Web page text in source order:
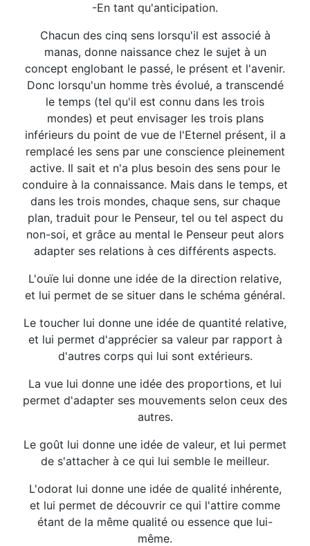
-En tant qu'anticipation.
Chacun des cinq sens lorsqu'il est associé à
manas, donne naissance chez le sujet à un
concept englobant le passé, le présent et l'avenir.
Donc lorsqu'un homme très évolué, a transcendé
le temps (tel qu'il est connu dans les trois
mondes) et peut envisager les trois plans
inférieurs du point de vue de l'Eternel présent, il a
remplacé les sens par une conscience pleinement
active. Il sait et n'a plus besoin des sens pour le
conduire à la connaissance. Mais dans le temps, et
dans les trois mondes, chaque sens, sur chaque
plan, traduit pour le Penseur, tel ou tel aspect du
non-soi, et grâce au mental le Penseur peut alors
adapter ses relations à ces différents aspects.
L'ouïe lui donne une idée de la direction relative,
et lui permet de se situer dans le schéma général.
Le toucher lui donne une idée de quantité relative,
et lui permet d'apprécier sa valeur par rapport à
d'autres corps qui lui sont extérieurs.
La vue lui donne une idée des proportions, et lui
permet d'adapter ses mouvements selon ceux des
autres.
Le goût lui donne une idée de valeur, et lui permet
de s'attacher à ce qui lui semble le meilleur.
L'odorat lui donne une idée de qualité inhérente,
et lui permet de découvrir ce qui l'attire comme
étant de la même qualité ou essence que lui-
même.